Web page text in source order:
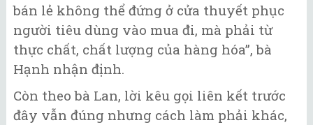
bán lẻ không thể đứng ở cửa thuyết phục
người tiêu dùng vào mua đi, mà phải từ
thực chất, chất lượng của hàng hóa”, bà
Hạnh nhận định.
Còn theo bà Lan, lời kêu gọi liên kết trước
đây vẫn đúng nhưng cách làm phải khác,